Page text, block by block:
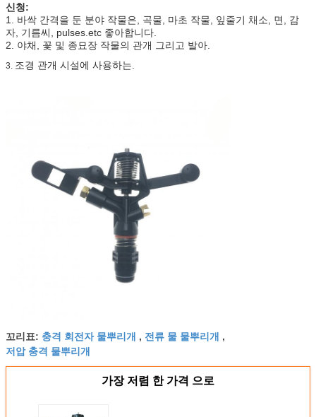
신청:
1. 바싹 간격을 둔 분야 작물은, 곡물, 마초 작물, 잎줄기 채소, 면, 감
자, 기름씨, pulses.etc 좋아합니다.
2. 야채, 꽃 및 종묘장 작물의 관개 그리고 발아.
3. 조경 관개 시설에 사용하는.
꼬리표: 충격 회전자 물뿌리개 , 전류 물 물뿌리개 ,
저압 충격 물뿌리개
가장 저렴 한 가격 으로